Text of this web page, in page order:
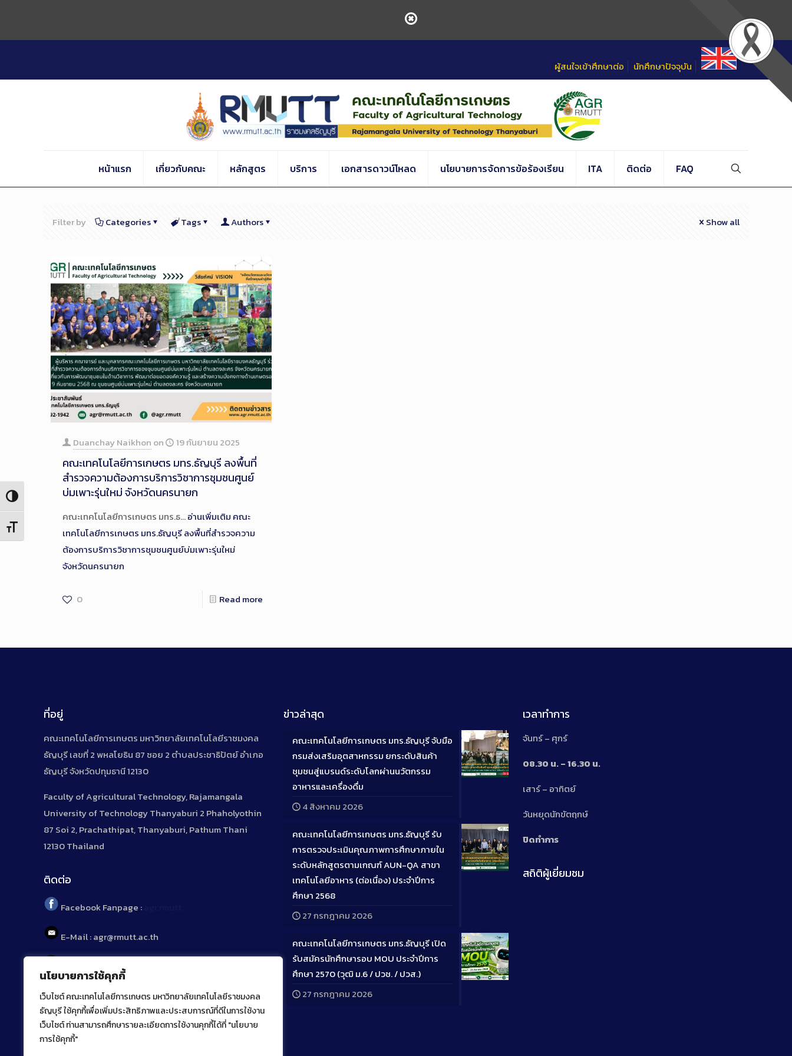
นโยบายการใช้คุกกี้
เว็บไซต์ คณะเทคโนโลยีการเกษตร มหาวิทยาลัยเทคโนโลยีราชมงคล
ธัญบุรี ใช้คุกกี้เพื่อเพิ่มประสิทธิภาพและประสบการณ์ที่ดีในการใช้งาน
เว็บไซต์ ท่านสามารถศึกษารายละเอียดการใช้งานคุกกี้ได้ที่ "นโยบาย
การใช้คุกกี้"
Content
Toggle High Contrast
Toggle Font size
ผู้สนใจเข้าศึกษาต่อ นักศึกษาปัจจุบัน
หน้าแรก เกี่ยวกับคณะ หลักสูตร บริการ เอกสารดาวน์โหลด นโยบายการจัดการข้อร้องเรียน ITA ติดต่อ FAQ
Filter by Categories Tags Authors Show all
Duanchay Naikhon on 19 กันยายน 2025
คณะเทคโนโลยีการเกษตร มทร.ธัญบุรี ลงพื้นที่
สำรวจความต้องการบริการวิชาการชุมชนศูนย์
บ่มเพาะรุ่นใหม่ จังหวัดนครนายก
คณะเทคโนโลยีการเกษตร มทร.ธ…อ่านเพิ่มเติม คณะ
เทคโนโลยีการเกษตร มทร.ธัญบุรี ลงพื้นที่สำรวจความ
ต้องการบริการวิชาการชุมชนศูนย์บ่มเพาะรุ่นใหม่
จังหวัดนครนายก
0 Read more
ที่อยู่
คณะเทคโนโลยีการเกษตร มหาวิทยาลัยเทคโนโลยีราชมงคล
ธัญบุรี เลขที่ 2 พหลโยธิน 87 ซอย 2 ตำบลประชาธิปัตย์ อำเภอ
ธัญบุรี จังหวัดปทุมธานี 12130
Faculty of Agricultural Technology, Rajamangala
University of Technology Thanyaburi 2 Phaholyothin
87 Soi 2, Prachathipat, Thanyaburi, Pathum Thani
12130 Thailand
ติดต่อ
Facebook Fanpage :
E-Mail : agr@rmutt.ac.th
Tel : 02 592 1955
ข่าวล่าสุด
Long
Description
คณะเทคโนโลยีการเกษตร มทร.ธัญบุรี จับมือ
กรมส่งเสริมอุตสาหกรรม ยกระดับสินค้า
ชุมชนสู่แบรนด์ระดับโลกผ่านนวัตกรรม
อาหารและเครื่องดื่ม
4 สิงหาคม 2026
Long
คณะเทคโนโลยีการเกษตร มทร.ธัญบุรี รับ
การตรวจประเมินคุณภาพการศึกษาภายใน
ระดับหลักสูตรตามเกณฑ์ AUN-QA สาขา
เทคโนโลยีอาหาร (ต่อเนื่อง) ประจำปีการ
ศึกษา 2568
27 กรกฎาคม 2026
Long
คณะเทคโนโลยีการเกษตร มทร.ธัญบุรี เปิด
รับสมัครนักศึกษารอบ MOU ประจำปีการ
ศึกษา 2570 (วุฒิ ม.6 / ปวช. / ปวส.)
27 กรกฎาคม 2026
เวลาทำการ
จันทร์ – ศุกร์
08.30 น. – 16.30 น.
เสาร์ – อาทิตย์
วันหยุดนักขัตฤกษ์
ปิดทำการ
สถิติผู้เยี่ยมชม